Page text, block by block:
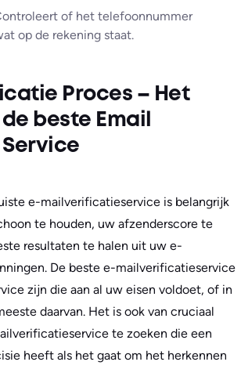
of het telefoonnummer
op de rekening staat.
Proces – Het
beste Email
e-mailverificatieservice is belangrijk
te houden, uw afzenderscore te
resultaten te halen uit uw e-
De beste e-mailverificatieservice
zijn die aan al uw eisen voldoet, of in
daarvan. Het is ook van cruciaal
te zoeken die een
heeft als het gaat om het herkennen